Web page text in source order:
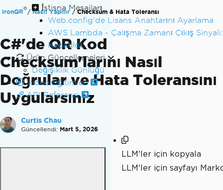
İstisna Mesajları
Web.config'de Lisans Anahtarını Ayarlama
AWS Lambda - Çalışma Zamanı Çıkış Sinyali:
Kapatıldı
Ürün Güncellemeleri
Değişiklik Günlüğü
Video Eğitimleri
API Referansi
IronQR Nasıl Yapılır Checksum & Hata Toleransı
C#'de QR Kod
Checksum'larını Nasıl
Doğrular ve Hata Toleransını
Uygularsınız
Curtis Chau
Güncellendi: Mart 5, 2026
LLM'ler için kopyala
LLM'ler için sayfayı